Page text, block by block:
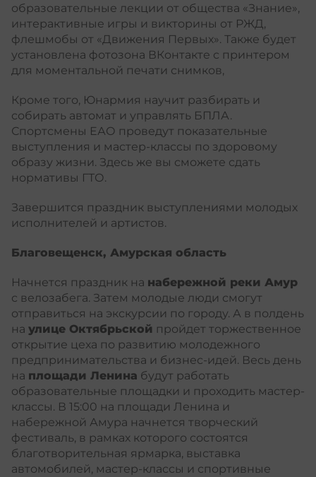
образовательные лекции от общества «Знание»,
интерактивные игры и викторины от РЖД,
флешмобы от «Движения Первых». Также будет
установлена фотозона ВКонтакте с принтером
для моментальной печати снимков,
Кроме того, Юнармия научит разбирать и
собирать автомат и управлять БПЛА.
Спортсмены ЕАО проведут показательные
выступления и мастер-классы по здоровому
образу жизни. Здесь же вы сможете сдать
нормативы ГТО.
Завершится праздник выступлениями молодых
исполнителей и артистов.
Благовещенск, Амурская область
Начнется праздник на набережной реки Амур
с велозабега. Затем молодые люди смогут
отправиться на экскурсии по городу. А в полдень
на улице Октябрьской пройдет торжественное
открытие цеха по развитию молодежного
предпринимательства и бизнес-идей. Весь день
на площади Ленина будут работать
образовательные площадки и проходить мастер-
классы. В 15:00 на площади Ленина и
набережной Амура начнется творческий
фестиваль, в рамках которого состоятся
благотворительная ярмарка, выставка
автомобилей, мастер-классы и спортивные